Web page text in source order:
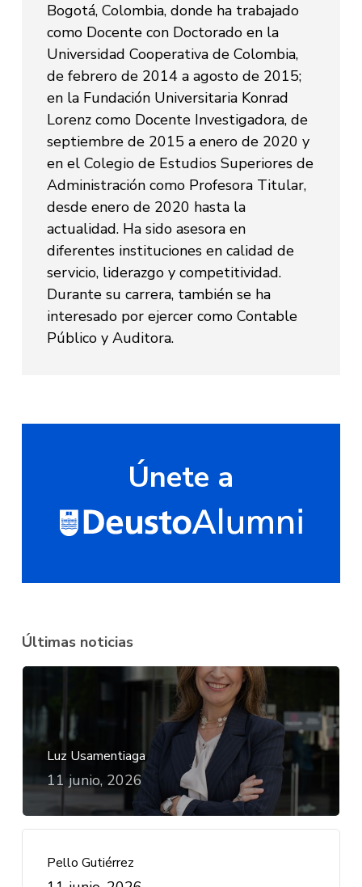
Bogotá, Colombia, donde ha trabajado
como Docente con Doctorado en la
Universidad Cooperativa de Colombia,
de febrero de 2014 a agosto de 2015;
en la Fundación Universitaria Konrad
Lorenz como Docente Investigadora, de
septiembre de 2015 a enero de 2020 y
en el Colegio de Estudios Superiores de
Administración como Profesora Titular,
desde enero de 2020 hasta la
actualidad. Ha sido asesora en
diferentes instituciones en calidad de
servicio, liderazgo y competitividad.
Durante su carrera, también se ha
interesado por ejercer como Contable
Público y Auditora.
Únete a
Últimas noticias
Luz Usamentiaga
11 junio, 2026
Pello Gutiérrez